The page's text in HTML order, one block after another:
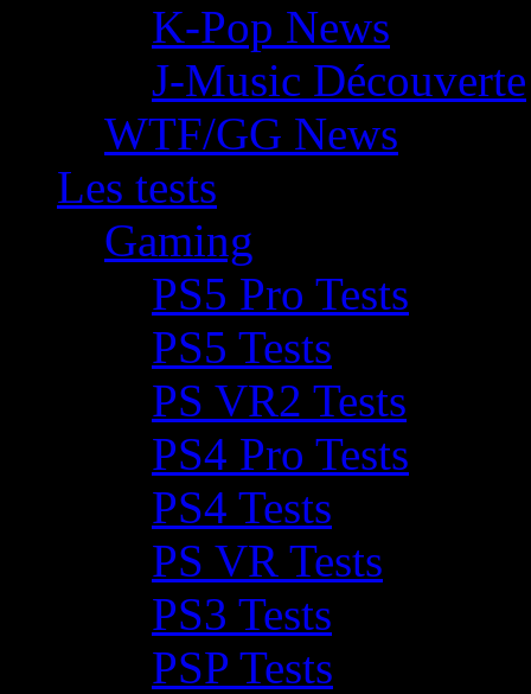
K-Pop News
J-Music Découverte
WTF/GG News
Les tests
Gaming
PS5 Pro Tests
PS5 Tests
PS VR2 Tests
PS4 Pro Tests
PS4 Tests
PS VR Tests
PS3 Tests
PSP Tests